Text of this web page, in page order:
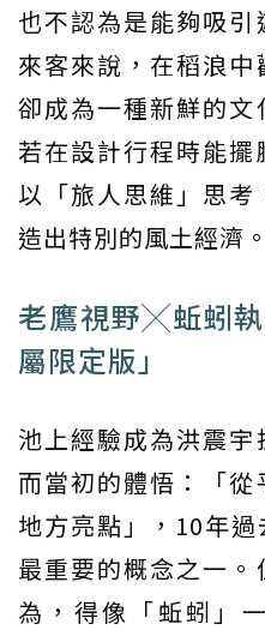
也不認為是能夠吸
來客來說，在稻浪中
卻成為一種新鮮的文
若在設計行程時能擺
以「旅人思維」思
造出特別的風土經濟。
老鷹視野╳蚯蚓
屬限定版」
池上經驗成為洪震宇
而當初的體悟：「
地方亮點」，10年
最重要的概念之一
為，得像「蚯蚓」